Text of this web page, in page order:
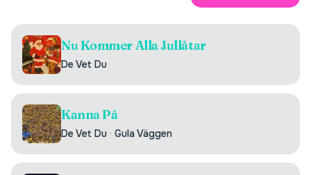
Nu Kommer Alla Jullåtar
De Vet Du
Kanna På
De Vet Du · Gula Väggen